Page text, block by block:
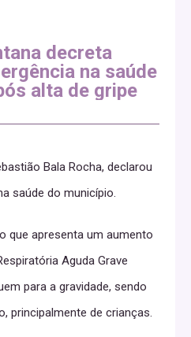
decreta
na saúde
alta de gripe
Bala Rocha, declarou
saúde do município.
que apresenta um aumento
Aguda Grave
para a gravidade, sendo
principalmente de crianças.